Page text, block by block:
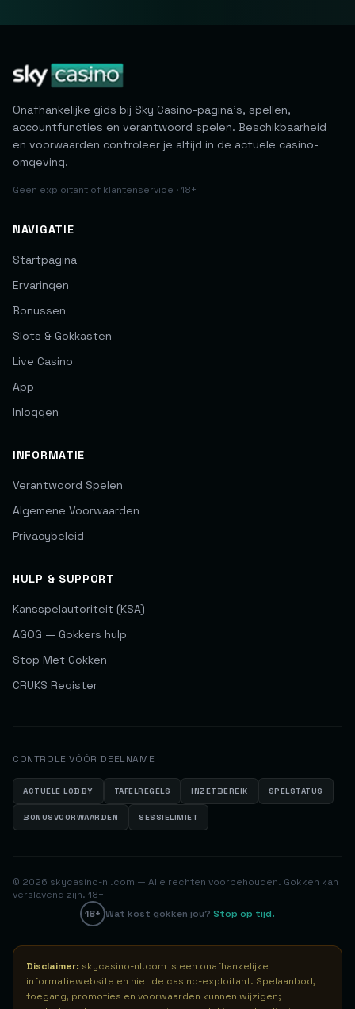
Onafhankelijke gids bij Sky Casino-pagina's, spellen,
accountfuncties en verantwoord spelen. Beschikbaarheid
en voorwaarden controleer je altijd in de actuele casino-
omgeving.
Geen exploitant of klantenservice · 18+
NAVIGATIE
Startpagina
Ervaringen
Bonussen
Slots & Gokkasten
Live Casino
App
Inloggen
INFORMATIE
Verantwoord Spelen
Algemene Voorwaarden
Privacybeleid
HULP & SUPPORT
Kansspelautoriteit (KSA)
AGOG — Gokkers hulp
Stop Met Gokken
CRUKS Register
CONTROLE VÓÓR DEELNAME
ACTUELE LOBBY TAFELREGELS INZETBEREIK SPELSTATUS
BONUSVOORWAARDEN SESSIELIMIET
© 2026 skycasino-nl.com — Alle rechten voorbehouden. Gokken kan
verslavend zijn. 18+
18+ Wat kost gokken jou? Stop op tijd.
Disclaimer: skycasino-nl.com is een onafhankelijke
informatiewebsite en niet de casino-exploitant. Spelaanbod,
toegang, promoties en voorwaarden kunnen wijzigen;